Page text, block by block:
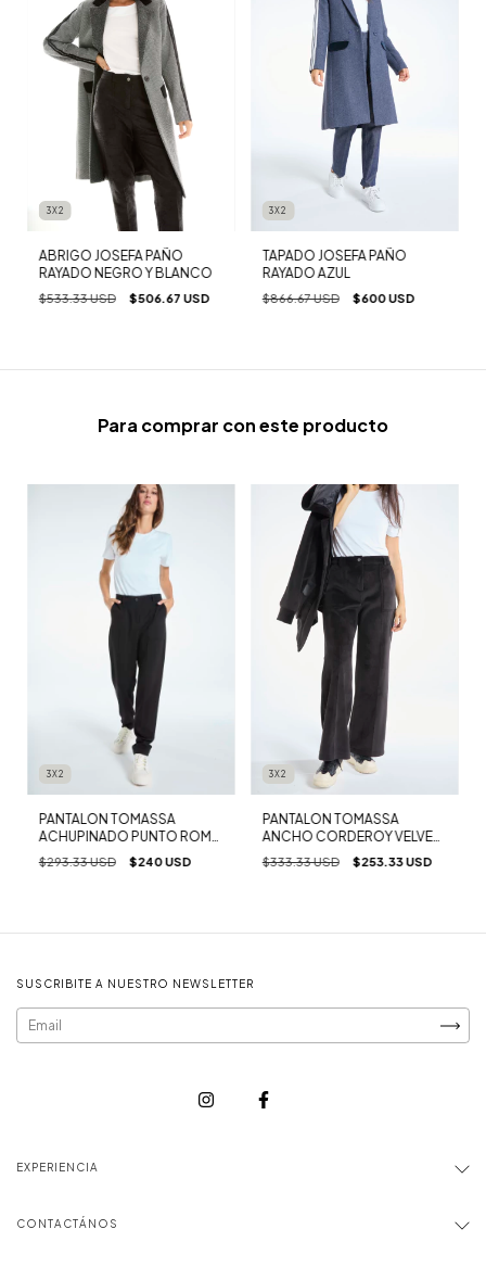
3X2
ABRIGO JOSEFA PAÑO
RAYADO NEGRO Y BLANCO
$533.33 USD $506.67 USD
3X2
TAPADO JOSEFA PAÑO
RAYADO AZUL
$866.67 USD $600 USD
Para comprar con este producto
3X2
PANTALON TOMASSA
ACHUPINADO PUNTO ROMA
NEGRO
$293.33 USD $240 USD
3X2
PANTALON TOMASSA
ANCHO CORDEROY VELVET
NEGRO
$333.33 USD $253.33 USD
SUSCRIBITE A NUESTRO NEWSLETTER
EXPERIENCIA
CONTACTÁNOS